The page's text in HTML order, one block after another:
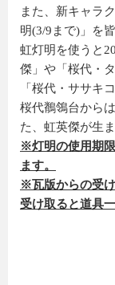
また、新キャラ
明(3/9まで)」を
虹灯明を使うと
傑」や「桜代・
「桜代・ササキ
桜代鶺鴒台から
た、虹英傑が生
※灯明の使用期
ます。
※瓦版からの受け
受け取ると道具